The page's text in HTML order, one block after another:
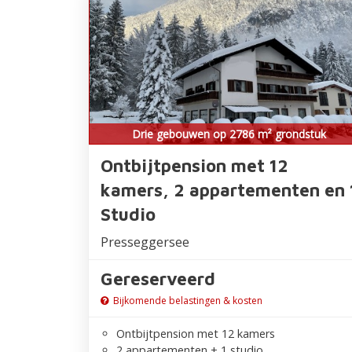
Drie gebouwen op 2786 m² grondstuk
Ontbijtpension met 12
kamers, 2 appartementen en
Studio
Presseggersee
Gereserveerd
Bijkomende belastingen & kosten
Ontbijtpension met 12 kamers